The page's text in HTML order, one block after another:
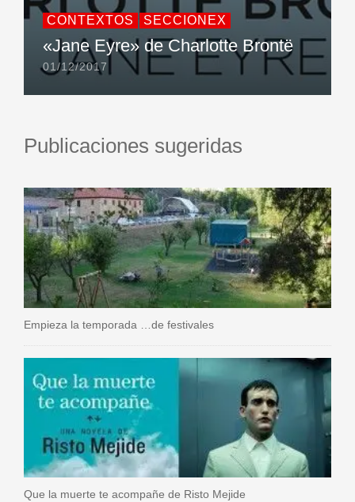
CONTEXTOS SECCIONEX
«Jane Eyre» de Charlotte Brontë
01/12/2017
Publicaciones sugeridas
Empieza la temporada …de festivales
Que la muerte te acompañe de Risto Mejide